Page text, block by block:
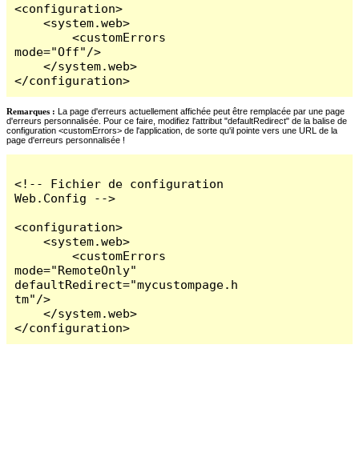
<configuration>
    <system.web>
        <customErrors
mode="Off"/>
    </system.web>
</configuration>
Remarques : La page d'erreurs actuellement affichée peut être remplacée par une page
d'erreurs personnalisée. Pour ce faire, modifiez l'attribut "defaultRedirect" de la balise de
configuration <customErrors> de l'application, de sorte qu'il pointe vers une URL de la
page d'erreurs personnalisée !
<!-- Fichier de configuration
Web.Config -->
<configuration>
    <system.web>
        <customErrors
mode="RemoteOnly"
defaultRedirect="mycustompage.h
tm"/>
    </system.web>
</configuration>